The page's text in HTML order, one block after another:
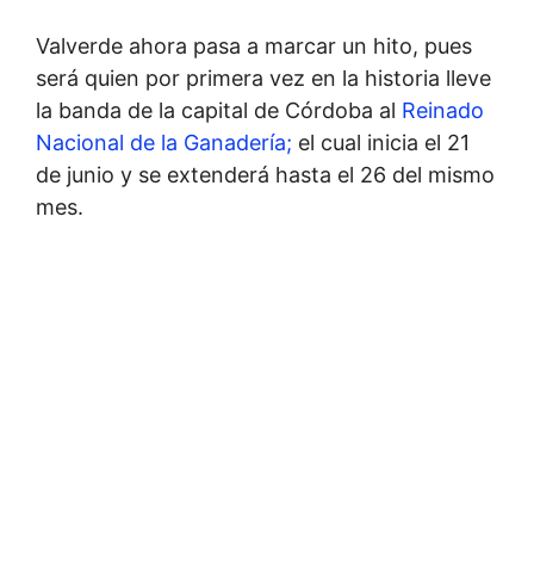
Valverde ahora pasa a marcar un hito, pues
será quien por primera vez en la historia lleve
la banda de la capital de Córdoba al Reinado
Nacional de la Ganadería; el cual inicia el 21
de junio y se extenderá hasta el 26 del mismo
mes.